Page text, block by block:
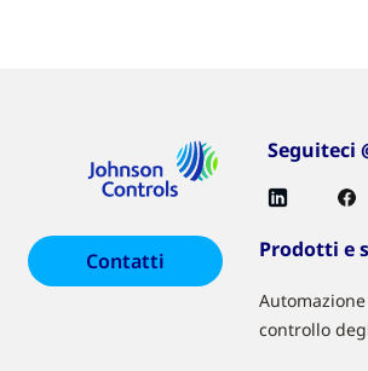
Seguiteci
Contatti Prodotti e
controllo